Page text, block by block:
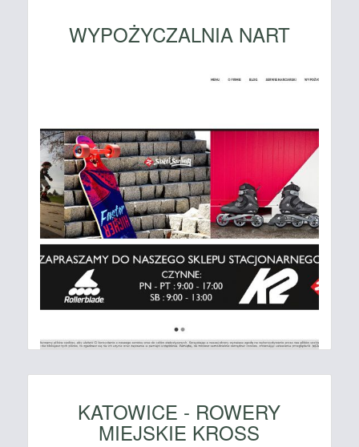
WYPOŻYCZALNIA NART
KATOWICE - ROWERY
MIEJSKIE KROSS